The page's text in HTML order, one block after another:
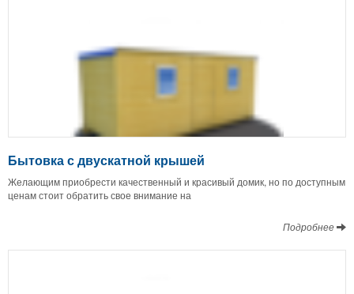
Бытовка с двускатной крышей
Желающим приобрести качественный и красивый домик, но по доступным
ценам стоит обратить свое внимание на
Подробнее